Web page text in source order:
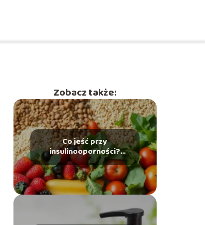
Zobacz także:
Co jeść przy
insulinooporności?
Przewodnik po zdrowej
diecie